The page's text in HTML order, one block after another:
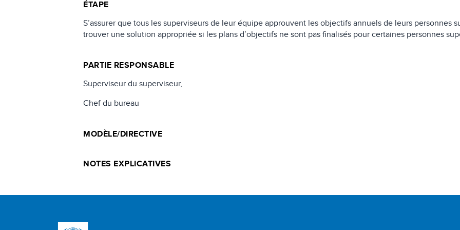
ÉTAPE
S’assurer que tous les superviseurs de leur équipe approuvent les objectifs annuels de leurs personnes
trouver une solution appropriée si les plans d’objectifs ne sont pas finalisés pour certaines personnes
PARTIE RESPONSABLE
Superviseur du superviseur,
Chef du bureau
MODÈLE/DIRECTIVE
NOTES EXPLICATIVES